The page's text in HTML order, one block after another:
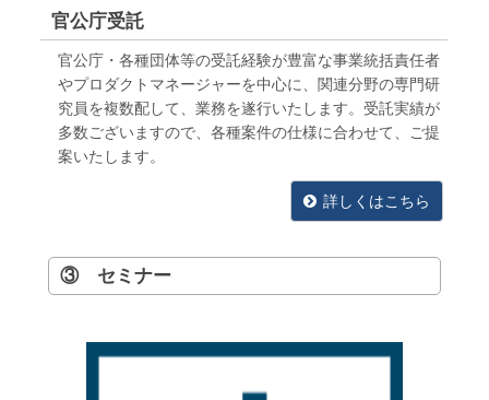
官公庁受託
官公庁・各種団体等の受託経験が豊富な事業統括責任者
やプロダクトマネージャーを中心に、関連分野の専門研
究員を複数配して、業務を遂行いたします。受託実績が
多数ございますので、各種案件の仕様に合わせて、ご提
案いたします。
詳しくはこちら
③ セミナー